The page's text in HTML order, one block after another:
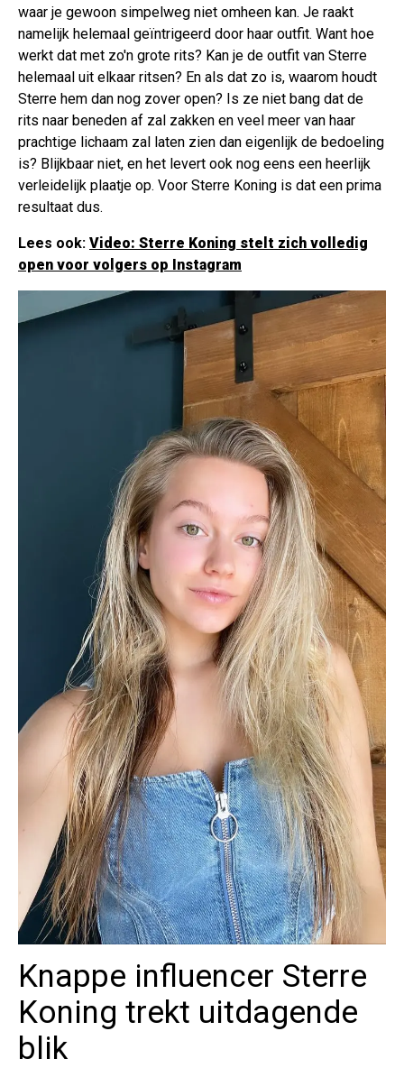
waar je gewoon simpelweg niet omheen kan. Je raakt
namelijk helemaal geïntrigeerd door haar outfit. Want hoe
werkt dat met zo'n grote rits? Kan je de outfit van Sterre
helemaal uit elkaar ritsen? En als dat zo is, waarom houdt
Sterre hem dan nog zover open? Is ze niet bang dat de
rits naar beneden af zal zakken en veel meer van haar
prachtige lichaam zal laten zien dan eigenlijk de bedoeling
is? Blijkbaar niet, en het levert ook nog eens een heerlijk
verleidelijk plaatje op. Voor Sterre Koning is dat een prima
resultaat dus.
Lees ook: Video: Sterre Koning stelt zich volledig
open voor volgers op Instagram
Knappe influencer Sterre
Koning trekt uitdagende
blik